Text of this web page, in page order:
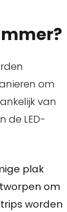
om
van
de LED-
plak
om
worden